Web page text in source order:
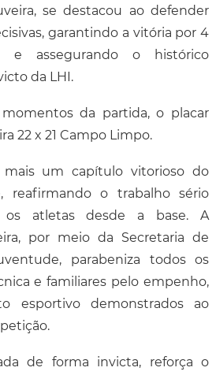
se destacou ao defender
garantindo a vitória por 4
assegurando o histórico
da LHI.
da partida, o placar
22 x 21 Campo Limpo.
um capítulo vitorioso do
reafirmando o trabalho sério
os atletas desde a base. A
por meio da Secretaria de
parabeniza todos os
e familiares pelo empenho,
esportivo demonstrados ao
de forma invicta, reforça o